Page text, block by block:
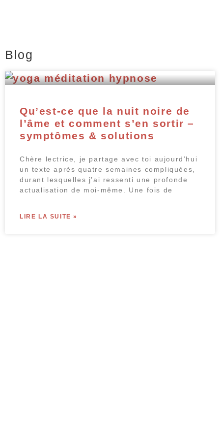
Blog
Qu’est-ce que la nuit noire de
l’âme et comment s’en sortir –
symptômes & solutions
Chère lectrice, je partage avec toi aujourd’hui
un texte après quatre semaines compliquées,
durant lesquelles j’ai ressenti une profonde
actualisation de moi-même. Une fois de
LIRE LA SUITE »